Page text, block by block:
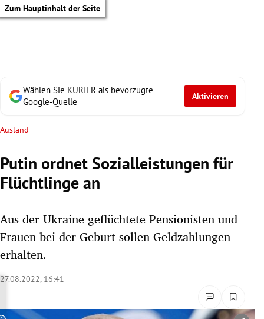
Zum Hauptinhalt der Seite
Untermenü
Untermenü
Wählen Sie KURIER als bevorzugte
Google-Quelle
Aktivieren
Ausland
Putin ordnet Sozialleistungen für
Flüchtlinge an
Aus der Ukraine geflüchtete Pensionisten und
Frauen bei der Geburt sollen Geldzahlungen
erhalten.
27.08.2022, 16:41